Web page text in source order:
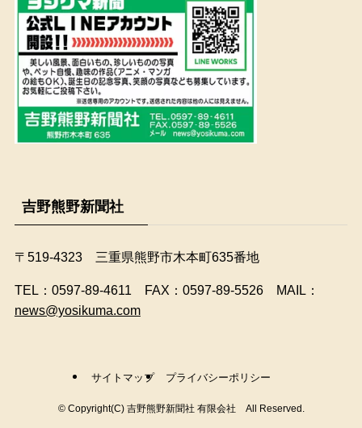
吉野熊野新聞社
〒519-4323 三重県熊野市木本町635番地
​TEL：0597-89-4611 FAX：0597-89-5526 MAIL：
news@yosikuma.com
サイトマップ プライバシーポリシー
©Copyright(C) 吉野熊野新聞社 有限会社 All Reserved.